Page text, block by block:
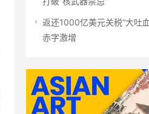
返还1000亿美元关税“大吐
赤字激增